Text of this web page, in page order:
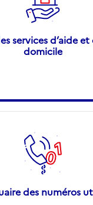
services d’aide et
domicile
des numéros